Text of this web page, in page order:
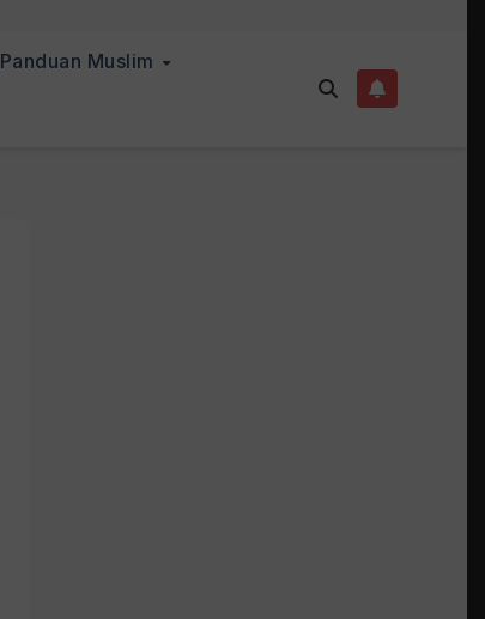
Panduan Muslim